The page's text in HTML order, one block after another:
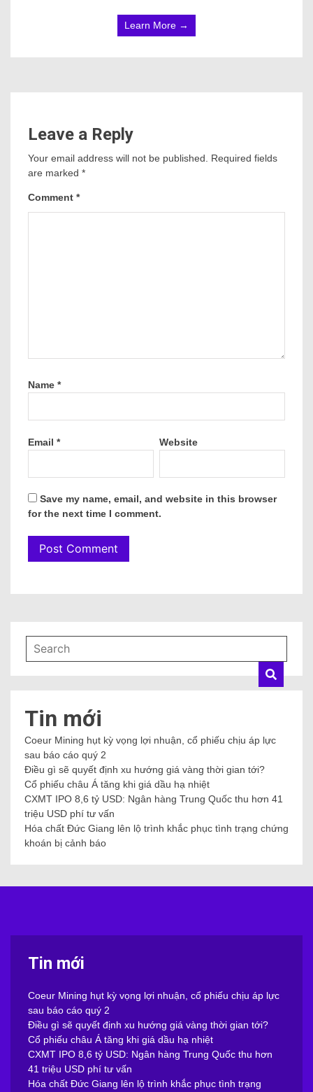
Learn More →
Leave a Reply
Your email address will not be published.
Required fields
are marked *
Comment *
Name *
Email * Website
Save my name, email, and website in this browser
for the next time I comment.
Tin mới
Coeur Mining hụt kỳ vọng lợi nhuận, cổ phiếu chịu áp lực
sau báo cáo quý 2
Điều gì sẽ quyết định xu hướng giá vàng thời gian tới?
Cổ phiếu châu Á tăng khi giá dầu hạ nhiệt
CXMT IPO 8,6 tỷ USD: Ngân hàng Trung Quốc thu hơn 41
triệu USD phí tư vấn
Hóa chất Đức Giang lên lộ trình khắc phục tình trạng chứng
khoán bị cảnh báo
Tin mới
Coeur Mining hụt kỳ vọng lợi nhuận, cổ phiếu chịu áp lực
sau báo cáo quý 2
Điều gì sẽ quyết định xu hướng giá vàng thời gian tới?
Cổ phiếu châu Á tăng khi giá dầu hạ nhiệt
CXMT IPO 8,6 tỷ USD: Ngân hàng Trung Quốc thu hơn
41 triệu USD phí tư vấn
Hóa chất Đức Giang lên lộ trình khắc phục tình trạng